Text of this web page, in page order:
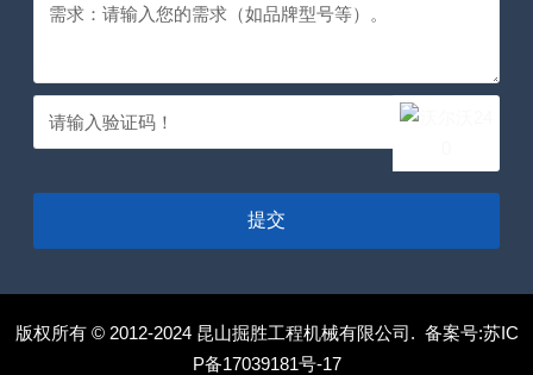
提交
版权所有 © 2012-2024 昆山掘胜工程机械有限公司. 备案号:苏IC
P备17039181号-17